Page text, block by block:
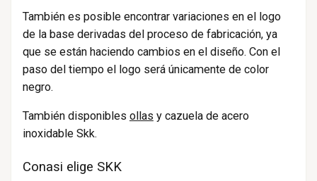
También es posible encontrar variaciones en el logo
de la base derivadas del proceso de fabricación, ya
que se están haciendo cambios en el diseño. Con el
paso del tiempo el logo será únicamente de color
negro.
También disponibles ollas y cazuela de acero
inoxidable Skk.
Conasi elige SKK